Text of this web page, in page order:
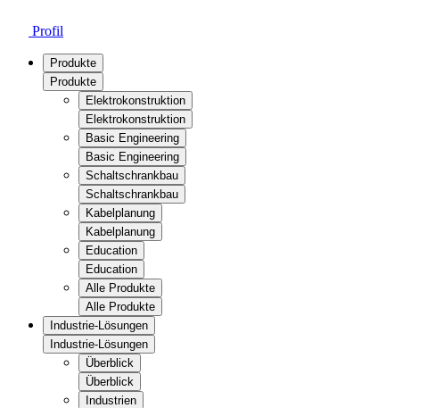
Profil
Produkte
Produkte
Elektrokonstruktion
Elektrokonstruktion
Basic Engineering
Basic Engineering
Schaltschrankbau
Schaltschrankbau
Kabelplanung
Kabelplanung
Education
Education
Alle Produkte
Alle Produkte
Industrie-Lösungen
Industrie-Lösungen
Überblick
Überblick
Industrien